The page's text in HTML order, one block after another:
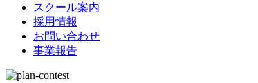
スクール案内
採用情報
お問い合わせ
事業報告